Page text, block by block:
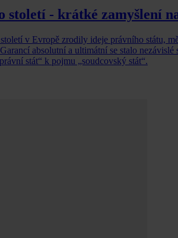
století - krátké zamyšlení
v Evropě zrodily ideje právního státu,
absolutní a ultimátní se stalo
stát“ k pojmu „soudcovský stát“.